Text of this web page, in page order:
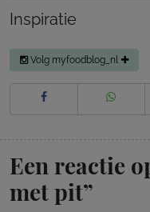
Inspiratie
Volg myfoodblog_nl
Een reactie
met pit”